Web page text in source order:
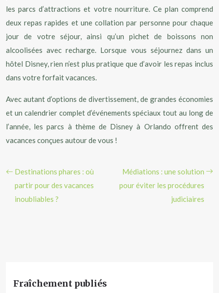
les parcs d’attractions et votre nourriture. Ce plan comprend
deux repas rapides et une collation par personne pour chaque
jour de votre séjour, ainsi qu’un pichet de boissons non
alcoolisées avec recharge. Lorsque vous séjournez dans un
hôtel Disney, rien n’est plus pratique que d’avoir les repas inclus
dans votre forfait vacances.
Avec autant d’options de divertissement, de grandes économies
et un calendrier complet d’événements spéciaux tout au long de
l’année, les parcs à thème de Disney à Orlando offrent des
vacances conçues autour de vous !
Destinations phares : où
partir pour des vacances
inoubliables ?
Médiations : une solution
pour éviter les procédures
judiciaires
Fraîchement publiés